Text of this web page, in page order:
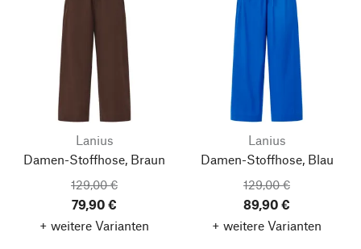
Lanius
Damen-Stoffhose, Braun
129,00 €
79,90 €
+ weitere Varianten
Lanius
Damen-Stoffhose, Blau
129,00 €
89,90 €
+ weitere Varianten